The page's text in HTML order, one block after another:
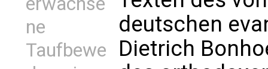
ne
Taufbewe
deutschen
Dietrich